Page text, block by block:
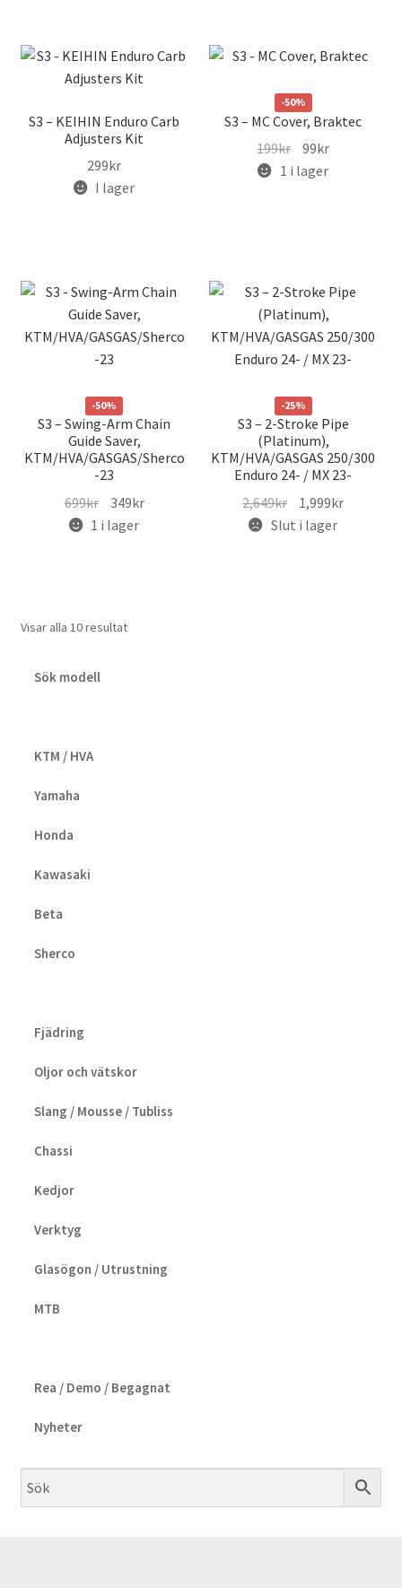
S3 – KEIHIN Enduro Carb
Adjusters Kit
299kr
I lager
-50%
S3 – MC Cover, Braktec
199kr Det
ursprungliga
99krDet
1 i lager
-50%
S3 – Swing-Arm Chain
Guide Saver,
KTM/HVA/GASGAS/Sherco
-23
699kr Det
ursprungliga
349krDet
1 i lager
-25%
S3 – 2-Stroke Pipe
(Platinum),
KTM/HVA/GASGAS 250/300
Enduro 24- / MX 23-
2,649kr Det
ursprungliga
1,999krDet
Slut i lager
Visar alla 10 resultat
Sök modell
KTM / HVA
Yamaha
Honda
Kawasaki
Beta
Sherco
Fjädring
Oljor och vätskor
Slang / Mousse / Tubliss
Chassi
Kedjor
Verktyg
Glasögon / Utrustning
MTB
Rea / Demo / Begagnat
Nyheter